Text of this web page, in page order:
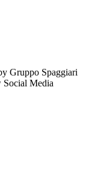
Gruppo Spaggiari
Media